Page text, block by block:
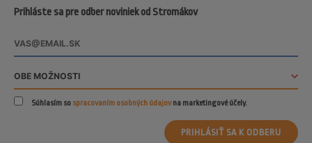
Prihláste sa pre odber noviniek od Stromákov
Súhlasím so spracovaním osobných údajovna marketingové účely.
PRIHLÁSIŤ SA K ODBERU